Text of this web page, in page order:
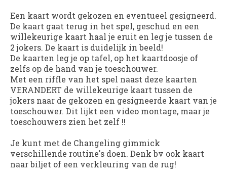
Een kaart wordt gekozen en eventueel gesigneerd.
De kaart gaat terug in het spel, geschud en een
willekeurige kaart haal je eruit en leg je tussen de
2 jokers. De kaart is duidelijk in beeld!
De kaarten leg je op tafel, op het kaartdoosje of
zelfs op de hand van je toeschouwer.
Met een riffle van het spel naast deze kaarten
VERANDERT de willekeurige kaart tussen de
jokers naar de gekozen en gesigneerde kaart van je
toeschouwer. Dit lijkt een video montage, maar je
toeschouwers zien het zelf !!
Je kunt met de Changeling gimmick
verschillende routine's doen. Denk bv ook kaart
naar biljet of een verkleuring van de rug!